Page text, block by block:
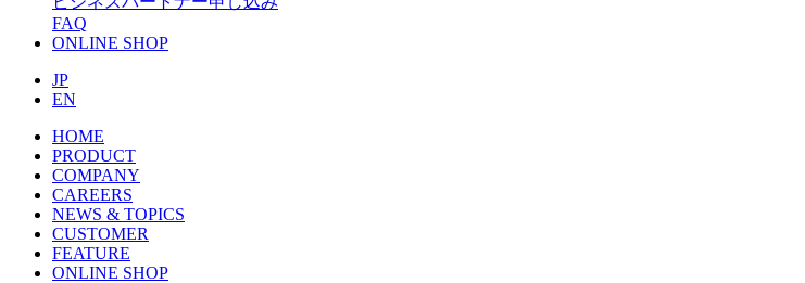
FAQ
ONLINE SHOP
JP
EN
HOME
PRODUCT
COMPANY
CAREERS
NEWS & TOPICS
CUSTOMER
FEATURE
ONLINE SHOP